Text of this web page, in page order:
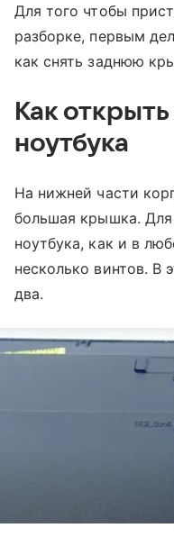
Для того чтобы
разборке, первым
как снять заднюю
Как
ноутбука
На нижней части
большая крышка.
ноутбука, как и в
несколько винтов. В
два.